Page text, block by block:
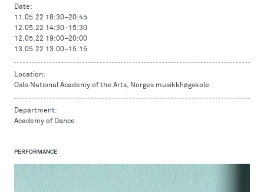
Date:
11.05.22 18:30–20:45
12.05.22 14:30–15:30
12.05.22 19:00–20:00
13.05.22 13:00–15:15
Location:
Oslo National Academy of the Arts, Norges musikkhøgskole
Department:
Academy of Dance
PERFORMANCE